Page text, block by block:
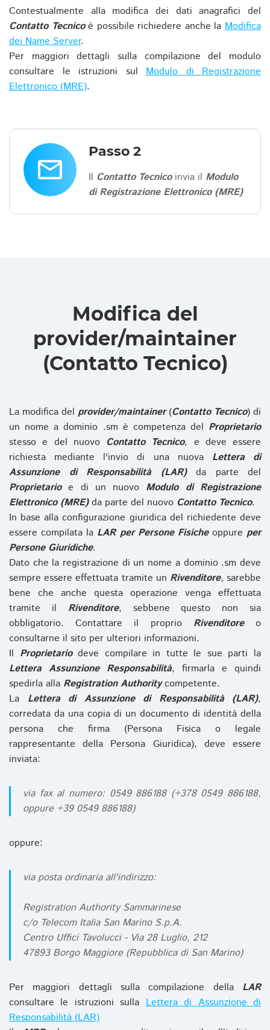
Contestualmente alla modifica dei dati anagrafici del
Contatto Tecnicoè possibile richiedere anche laModifica
dei Name Server.
Per maggiori dettagli sulla compilazione del modulo
consultare le istruzioni sul Modulo di Registrazione
Elettronico (MRE).
email
Passo 2
Il Contatto Tecnicoinvia il Modulo
di Registrazione Elettronico (MRE)
Modifica del
provider/maintainer
(Contatto Tecnico)
La modifica del provider/maintainer(Contatto Tecnico) di
un nome a dominio .sm è competenza del Proprietario
stesso e del nuovo Contatto Tecnico, e deve essere
richiesta mediante l'invio di una nuova Lettera di
Assunzione di Responsabilità (LAR)da parte del
Proprietarioe di un nuovo Modulo di Registrazione
Elettronico (MRE)da parte del nuovo Contatto Tecnico.
In base alla configurazione giuridica del richiedente deve
essere compilata la LAR per Persone Fisicheoppure per
Persone Giuridiche.
Dato che la registrazione di un nome a dominio .sm deve
sempre essere effettuata tramite un Rivenditore, sarebbe
bene che anche questa operazione venga effettuata
tramite il Rivenditore, sebbene questo non sia
obbligatorio. Contattare il proprio Rivenditoreo
consultarne il sito per ulteriori informazioni.
Il Proprietariodeve compilare in tutte le sue parti la
Lettera Assunzione Responsabilità, firmarla e quindi
spedirla alla Registration Authoritycompetente.
La Lettera di Assunzione di Responsabilità (LAR),
corredata da una copia di un documento di identità della
persona che firma (Persona Fisica o legale
rappresentante della Persona Giuridica), deve essere
inviata:
via fax al numero: 0549 886188 (+378 0549 886188,
oppure +39 0549 886188)
oppure:
via posta ordinaria all'indirizzo:
Registration Authority Sammarinese
c/o Telecom Italia San Marino S.p.A.
Centro Uffici Tavolucci - Via 28 Luglio, 212
47893 Borgo Maggiore (Repubblica di San Marino)
Per maggiori dettagli sulla compilazione della LAR
consultare le istruzioni sullaLettera di Assunzione di
Responsabilità (LAR)